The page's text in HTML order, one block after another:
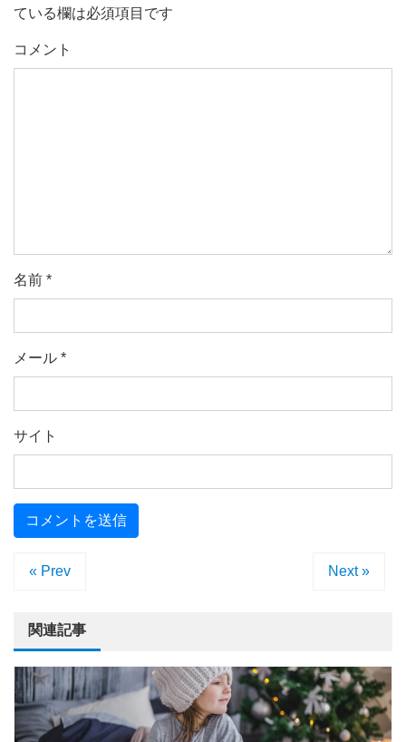
ている欄は必須項目です
コメント
名前 *
メール *
サイト
« Prev Next »
関連記事